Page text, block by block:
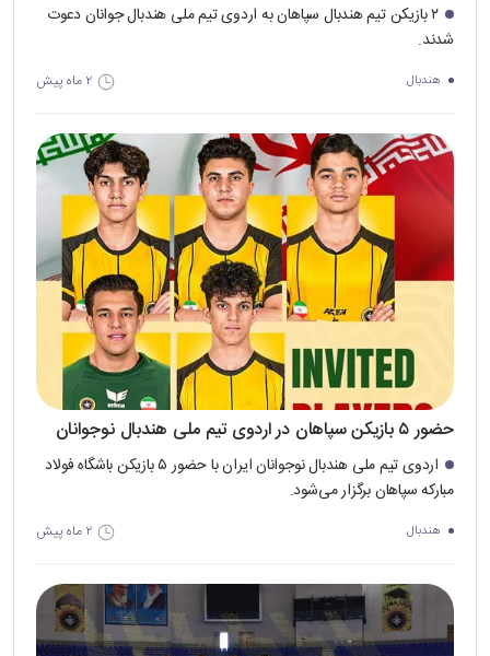
۲ بازیکن تیم هندبال سپاهان به اردوی تیم‌ ملی هندبال جوانان دعوت
شدند.
هندبال ۲ ماه پیش
حضور ۵ بازیکن سپاهان در اردوی تیم ملی هندبال نوجوانان
اردو‌ی تیم‌ ملی هندبال نوجوانان ایران با حضور ۵ بازیکن باشگاه فولاد
مبارکه سپاهان برگزار می‌شود.
هندبال ۲ ماه پیش